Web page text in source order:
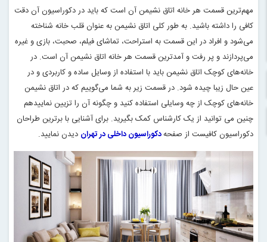
مهم‌ترین قسمت هر خانه اتاق نشیمن آن است که باید در دکوراسیون آن دقت
کافی را داشته باشید. به طور کلی اتاق نشیمن به عنوان قلب خانه شناخته
می‌شود و افراد در این قسمت به استراحت، تماشای فیلم، صحبت، بازی و غیره
می‌پردازند و پر رفت و آمدترین قسمت هر خانه اتاق نشیمن آن است. در
خانه‌های کوچک اتاق نشیمن باید با استفاده از وسایل ساده و کاربردی و در
عین حال زیبا چیده شود. در قسمت زیر به شما می‌گوییم که در اتاق نشیمن
خانه‌های کوچک از چه وسایلی استفاده کنید و چگونه آن را تزیین نماییدهم
چنین می توانید از یک کارشناس کمک بگیرید. برای آشنایی با برترین طراحان
دکوراسیون کافیست از صفحهدکوراسیون داخلی در تهران دیدن نمایید.